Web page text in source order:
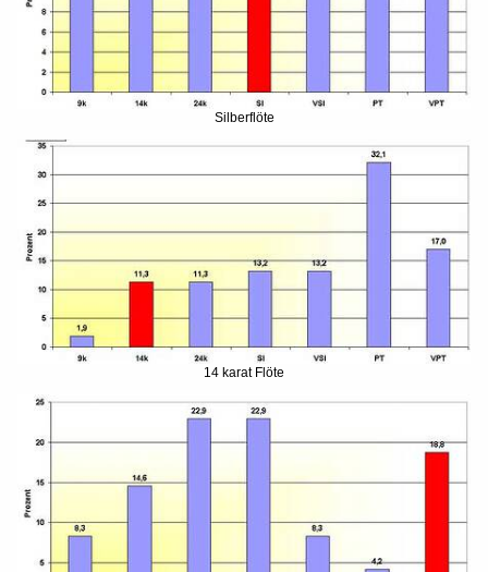
Silberflöte
14 karat Flöte